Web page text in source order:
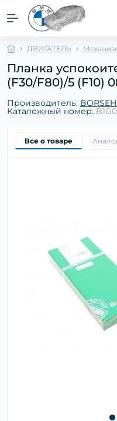
ДВИГАТЕЛЬ
Планка
(F30/F80)/5 (F10)
Производитель:
Каталожный номер:
Все о товаре